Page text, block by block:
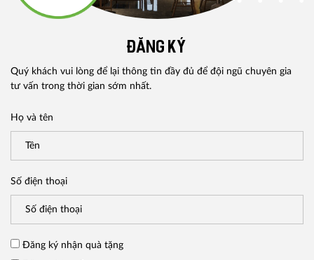
ĐĂNG KÝ
Quý khách vui lòng để lại thông tin đầy đủ để đội ngũ chuyên gia
tư vấn trong thời gian sớm nhất.
Họ và tên
Số điện thoại
Đăng ký nhận quà tặng